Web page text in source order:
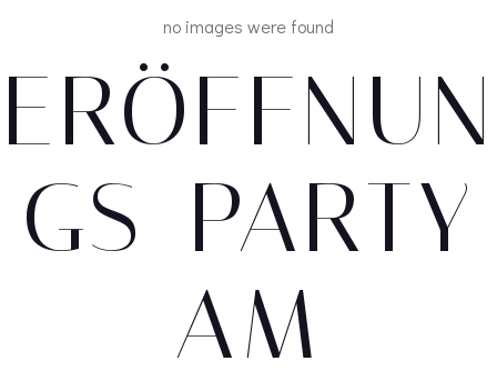
no images were found
ERÖFFNUN
GS-PARTY
AM